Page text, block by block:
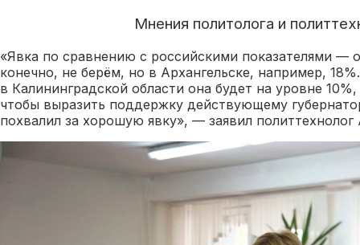
Мнения политолога и
«Явка по сравнению с российскими показателями —
конечно, не берём, но в Архангельске, например,
в Калининградской области она будет на уровне
чтобы выразить поддержку действующему
похвалил за хорошую явку», — заявил